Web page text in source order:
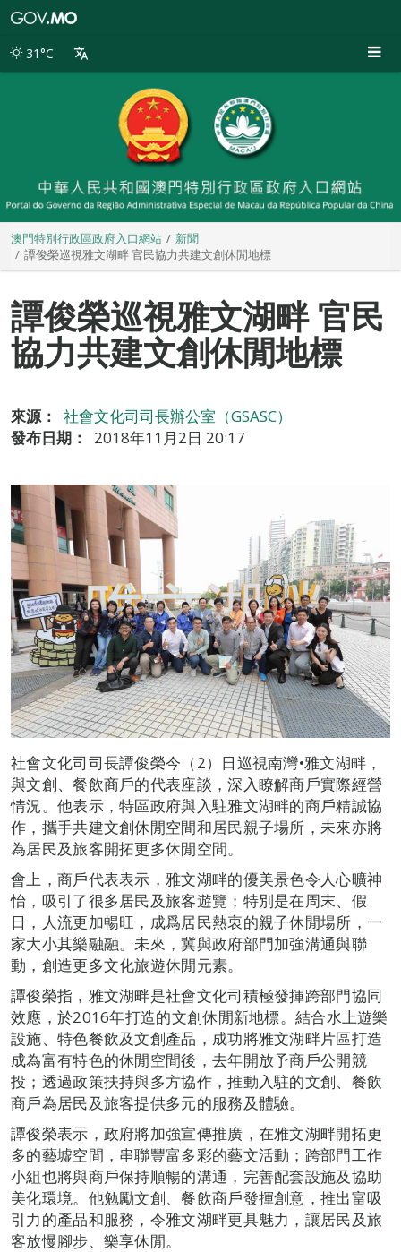
別
31°C
澳門特別行政區政府入口網站
新聞
譚俊榮巡視雅文湖畔 官民協力共建文創休閒地標
譚俊榮巡視雅文湖畔 官民
協力共建文創休閒地標
來源：
社會文化司司長辦公室（GSASC）
發布日期：
2018年11月2日 20:17
社會文化司司長譚俊榮今（2）日巡視南灣•雅文湖畔，
與文創、餐飲商戶的代表座談，深入瞭解商戶實際經營
情況。他表示，特區政府與入駐雅文湖畔的商戶精誠協
作，攜手共建文創休閒空間和居民親子場所，未來亦將
為居民及旅客開拓更多休閒空間。
會上，商戶代表表示，雅文湖畔的優美景色令人心曠神
怡，吸引了很多居民及旅客遊覽；特別是在周末、假
日，人流更加暢旺，成爲居民熱衷的親子休閒場所，一
家大小其樂融融。未來，冀與政府部門加強溝通與聯
動，創造更多文化旅遊休閒元素。
譚俊榮指，雅文湖畔是社會文化司積極發揮跨部門協同
效應，於2016年打造的文創休閒新地標。結合水上遊樂
設施、特色餐飲及文創產品，成功將雅文湖畔片區打造
成為富有特色的休閒空間後，去年開放予商戶公開競
投；透過政策扶持與多方協作，推動入駐的文創、餐飲
商戶為居民及旅客提供多元的服務及體驗。
譚俊榮表示，政府將加強宣傳推廣，在雅文湖畔開拓更
多的藝墟空間，串聯豐富多彩的藝文活動；跨部門工作
小組也將與商戶保持順暢的溝通，完善配套設施及協助
美化環境。他勉勵文創、餐飲商戶發揮創意，推出富吸
引力的產品和服務，令雅文湖畔更具魅力，讓居民及旅
客放慢腳步、樂享休閒。